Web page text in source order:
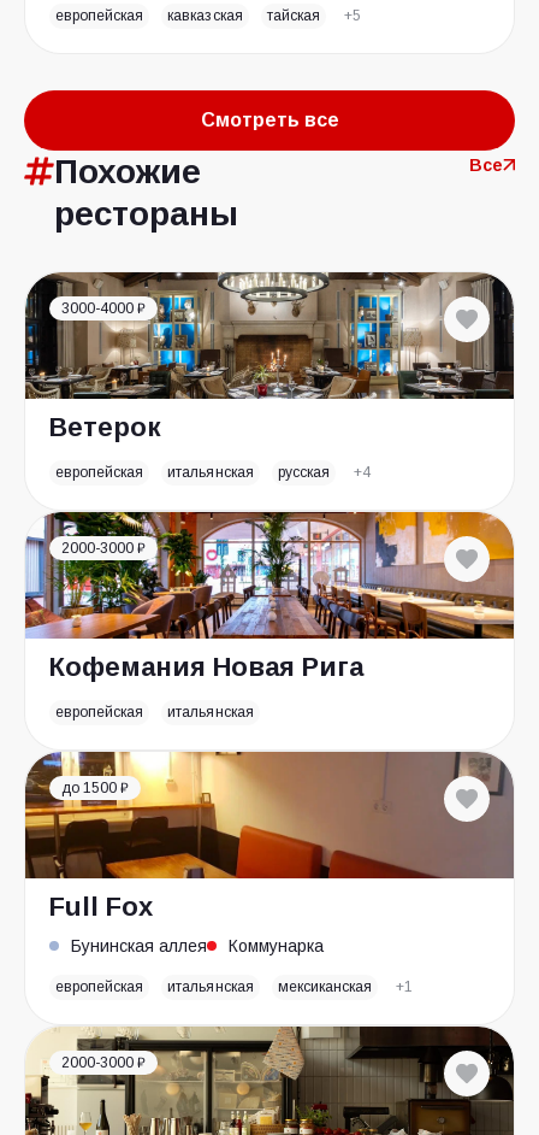
европейская кавказская тайская +5
Смотреть все
Похожие
рестораны
Все
3000-4000 ₽
Ветерок
европейская итальянская русская +4
2000-3000 ₽
Кофемания Новая Рига
европейская итальянская
до 1500 ₽
Full Fox
Бунинская аллея Коммунарка
европейская итальянская мексиканская +1
2000-3000 ₽